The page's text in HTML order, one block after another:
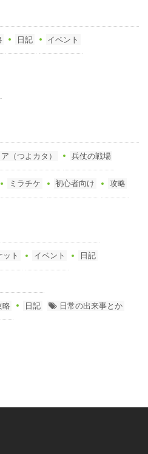
日記 イベント
（つよカタ） 兵仗の戦場
ミラチケ 初心者向け 攻略
ト イベント 日記
略 日記 日常の出来事とか